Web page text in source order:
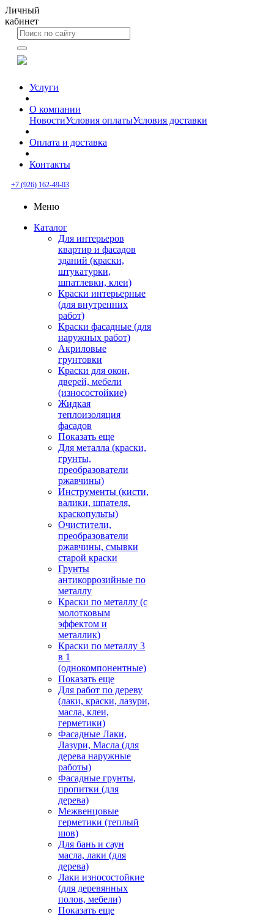
Личный
кабинет
Услуги
О компании
НовостиУсловия оплатыУсловия доставки
Оплата и доставка
Контакты
+7 (926) 162-49-03
Меню
Каталог
Для интерьеров
квартир и фасадов
зданий (краски,
штукатурки,
шпатлевки, клеи)
Краски интерьерные
(для внутренних
работ)
Краски фасадные (для
наружных работ)
Акриловые
грунтовки
Краски для окон,
дверей, мебели
(износостойкие)
Жидкая
теплоизоляция
фасадов
Показать еще
Для металла (краски,
грунты,
преобразователи
ржавчины)
Инструменты (кисти,
валики, шпателя,
краскопульты)
Очистители,
преобразователи
ржавчины, смывки
старой краски
Грунты
антикоррозийные по
металлу
Краски по металлу (с
молотковым
эффектом и
металлик)
Краски по металлу 3
в 1
(однокомпонентные)
Показать еще
Для работ по дереву
(лаки, краски, лазури,
масла, клеи,
герметики)
Фасадные Лаки,
Лазури, Масла (для
дерева наружные
работы)
Фасадные грунты,
пропитки (для
дерева)
Межвенцовые
герметики (теплый
шов)
Для бань и саун
масла, лаки (для
дерева)
Лаки износостойкие
(для деревянных
полов, мебели)
Показать еще